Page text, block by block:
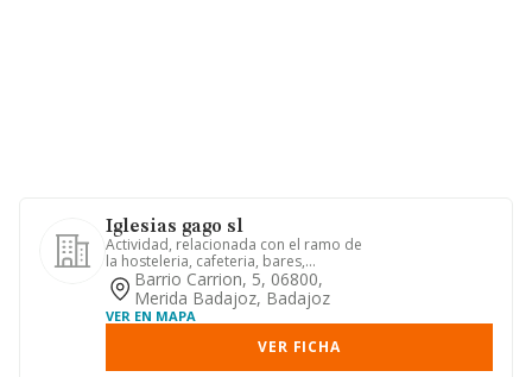
Iglesias gago sl
Actividad, relacionada con el ramo de
la hosteleria, cafeteria, bares,
restaurantes, mesones.
Barrio Carrion, 5, 06800,
Merida Badajoz, Badajoz
VER EN MAPA
VER FICHA